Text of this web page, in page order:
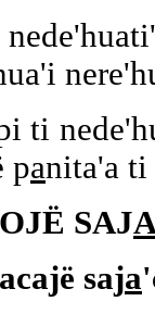
ti
panita'a ti
SAJ
saja